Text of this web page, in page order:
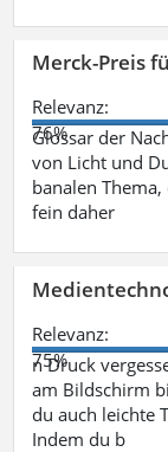
Merck-Preis
Relevanz:
76%
Glossar der
von Licht und
banalen
fein daher
Relevanz:
75%
n Druck
am Bildschirm
du auch leichte
Indem du b